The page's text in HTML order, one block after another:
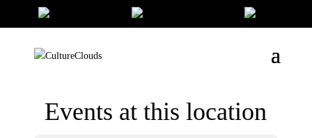
Events at this location